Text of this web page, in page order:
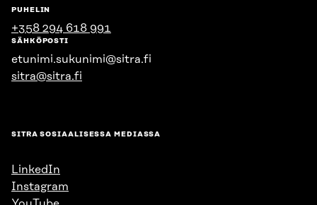
PUHELIN
+358 294 618 991
SÄHKÖPOSTI
etunimi.sukunimi@sitra.fi
sitra@sitra.fi
SITRA SOSIAALISESSA MEDIASSA
LinkedIn
Instagram